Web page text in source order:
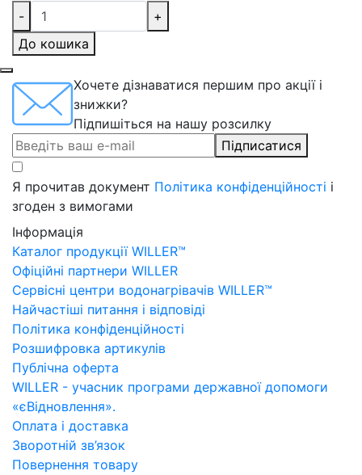
-
+
До кошика
Хочете дізнаватися першим про акції і
знижки?
Підпишіться на нашу розсилку
Підписатися
Я прочитав документ Політика конфіденційності і
згоден з вимогами
Інформація
Каталог продукції WILLER™
Офіційні партнери WILLER
Сервісні центри водонагрівачів WILLER™
Найчастіші питання і відповіді
Політика конфіденційності
Розшифровка артикулів
Публічна оферта
WILLER - учасник програми державної допомоги
«єВідновлення».
Оплата і доставка
Зворотній зв’язок
Повернення товару